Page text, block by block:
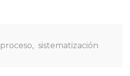
proceso, sistematización